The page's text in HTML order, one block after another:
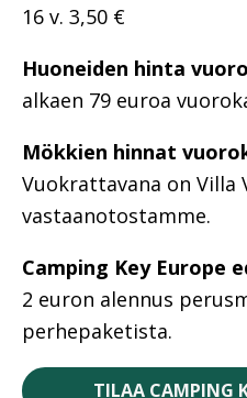
16 v. 3,50 €
Huoneiden hinta
alkaen 79 euroa
Mökkien hinnat
Vuokrattavana on Villa
vastaanotostamme.
Camping Key Europe
2 euron alennus
perhepaketista.
TILAA CAMPING